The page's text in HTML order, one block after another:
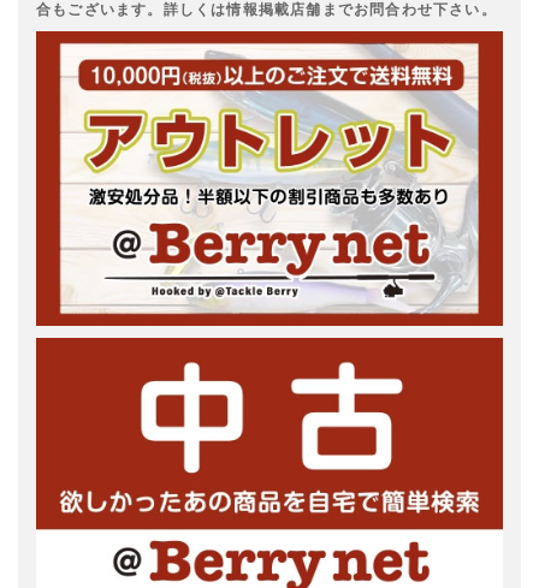
合もございます。詳しくは情報掲載店舗までお問合わせ下さい。